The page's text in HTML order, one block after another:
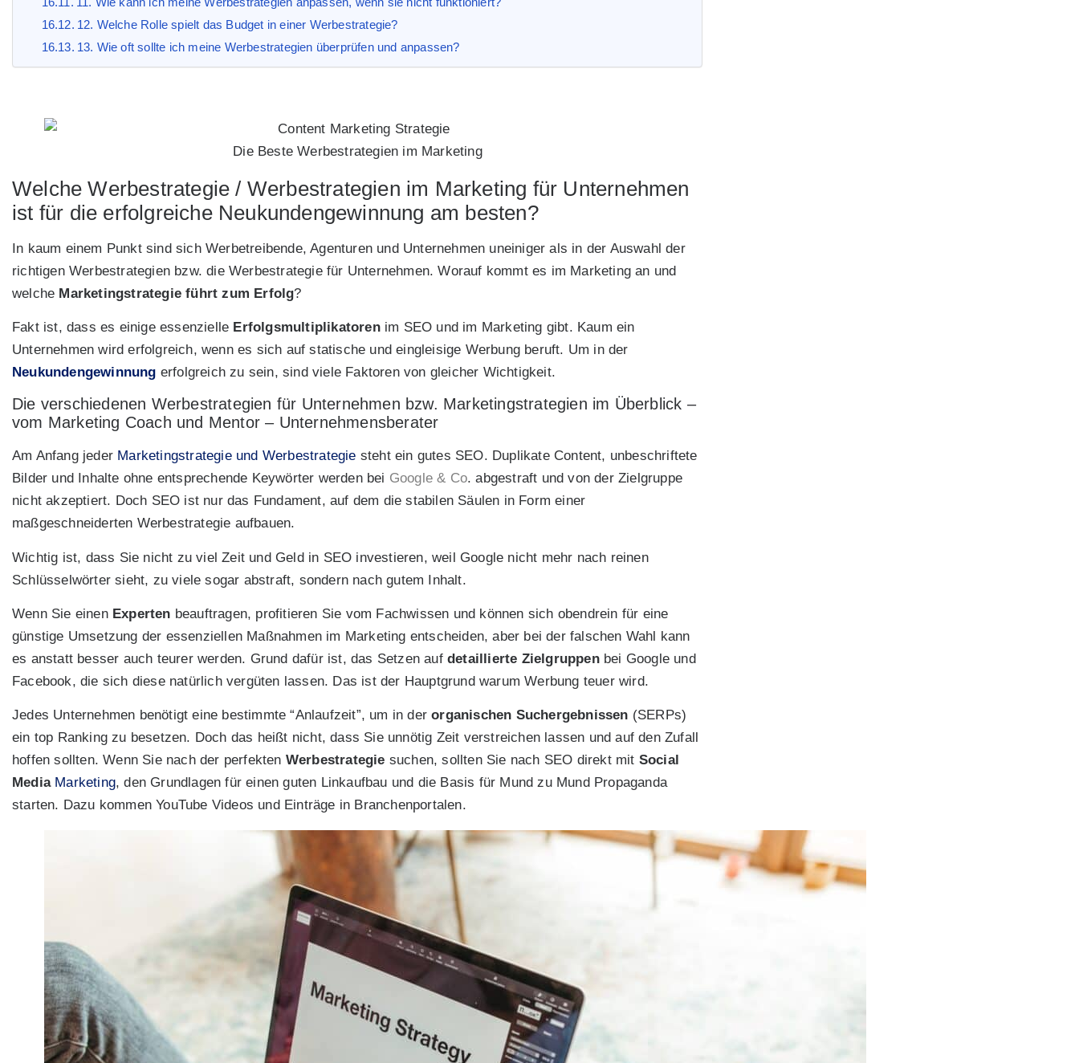
12. Welche Rolle spielt das Budget in einer Werbestrategie?
13. Wie oft sollte ich meine Werbestrategien überprüfen und anpassen?
Die Beste Werbestrategien im Marketing
Welche Werbestrategie / Werbestrategien im Marketing für Unternehmen
ist für die erfolgreiche Neukundengewinnung am besten?
In kaum einem Punkt sind sich Werbetreibende, Agenturen und Unternehmen uneiniger als in der Auswahl der
richtigen Werbestrategien bzw. die Werbestrategie für Unternehmen. Worauf kommt es im Marketing an und
welche Marketingstrategie führt zum Erfolg?
Fakt ist, dass es einige essenzielle Erfolgsmultiplikatorenim SEO und im Marketing gibt. Kaum ein
Unternehmen wird erfolgreich, wenn es sich auf statische und eingleisige Werbung beruft. Um in der
Neukundengewinnung erfolgreich zu sein, sind viele Faktoren von gleicher Wichtigkeit.
Die verschiedenen Werbestrategien für Unternehmen bzw. Marketingstrategien im Überblick –
vom Marketing Coach und Mentor – Unternehmensberater
Am Anfang jeder Marketingstrategie und Werbestrategie steht ein gutes SEO. Duplikate Content, unbeschriftete
Bilder und Inhalte ohne entsprechende Keywörter werden bei Google & Co. abgestraft und von der Zielgruppe
nicht akzeptiert. Doch SEO ist nur das Fundament, auf dem die stabilen Säulen in Form einer
maßgeschneiderten Werbestrategie aufbauen.
Wichtig ist, dass Sie nicht zu viel Zeit und Geld in SEO investieren, weil Google nicht mehr nach reinen
Schlüsselwörter sieht, zu viele sogar abstraft, sondern nach gutem Inhalt.
Wenn Sie einen Experten beauftragen, profitieren Sie vom Fachwissen und können sich obendrein für eine
günstige Umsetzung der essenziellen Maßnahmen im Marketing entscheiden, aber bei der falschen Wahl kann
es anstatt besser auch teurer werden. Grund dafür ist, das Setzen aufdetaillierte Zielgruppenbei Google und
Facebook, die sich diese natürlich vergüten lassen. Das ist der Hauptgrund warum Werbung teuer wird.
Jedes Unternehmen benötigt eine bestimmte “Anlaufzeit”, um in derorganischen Suchergebnissen (SERPs)
ein top Ranking zu besetzen. Doch das heißt nicht, dass Sie unnötig Zeit verstreichen lassen und auf den Zufall
hoffen sollten. Wenn Sie nach der perfekten Werbestrategie suchen, sollten Sie nach SEO direkt mit Social
Media Marketing, den Grundlagen für einen guten Linkaufbau und die Basis für Mund zu Mund Propaganda
starten. Dazu kommen YouTube Videos und Einträge in Branchenportalen.